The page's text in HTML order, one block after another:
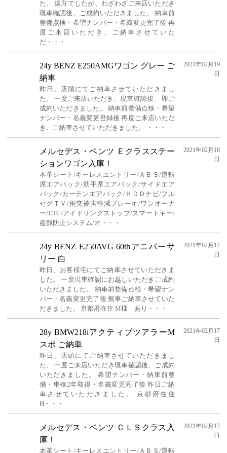
た。 遠方でしたが、わざわざご来店いただき
現車確認後、ご成約いただきました。 納車前
整備点検・希望ナンバー・名義変更完了後 再
度ご来店いただき、ご納車させていた
だ・・・
24y BENZ E250AMGワゴン グレー ご
納車
昨日、店頭にてご納車させていただきまし
た。 一度ご来店いただき、現車確認後、 即ご
成約いただきました。 納車前整備点検・希望
ナンバー・名義変更登録後 再度ご来店いただ
き、ご納車させていただきました。 ・・・
2021年02月19
日
メルセデス・ベンツ Ｅクラスステー
ションワゴン入庫！
本革シート/キーレスエントリー/ＡＢＳ/運転
席エアバック/助手席エアバック/サイドエア
バック/カーテンエアバック/ＨＤＤナビ/フル
セグＴＶ/衝突被害軽減ブレーキ/ワンオーナ
ー/ETC/アイドリングストップ/スマートキー/
盗難防止システム/オ・・・
2021年02月18
日
24y BENZ E250AVG 60thアニバーサ
リー 白
昨日、お客様宅にてご納車させていただきま
した。 一度現車確認にお越しいただきご成約
いただきました。 納車前整備点検・希望ナン
バー・名義変更完了後 無事ご納車させていた
だきました。 京都府在住 M様 あり・・・
2021年02月17
日
28y BMW218iアクティブツアラーM
スポ ご納車
昨日、店頭にてご納車させていただきまし
た。 一度ご来店いただき現車確認後、ご成約
いただきました。 希望ナンバー・納車前整
備・車検2年取得・名義変更完了後 昨日ご納
車させていただきました。 京都府在住
H・・・
2021年02月17
日
メルセデス・ベンツ ＣＬＳクラス入
庫！
本革シート/キーレスエントリー/ＡＢＳ/運転
2021年02月17
日